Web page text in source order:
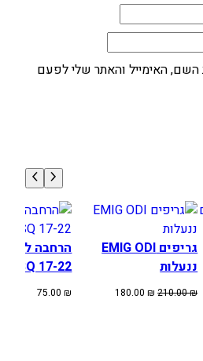
האימייל והאתר שלי לפעם
גריפים EMIG ODI
ננעלות
210.00₪
המחיר
180.00₪
המחיר
הרחבה
17-22
75.00₪